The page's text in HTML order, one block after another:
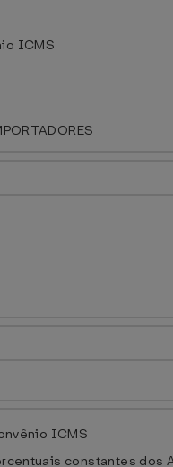
ICMS
ICMS
constantes dos